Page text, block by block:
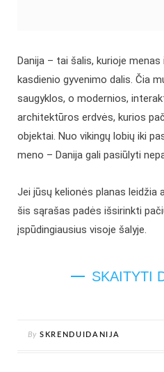
Danija – tai šalis, kurioje
kasdienio gyvenimo dalis. Čia
saugyklos, o modernios,
architektūros erdvės, kurios
objektai. Nuo vikingų lobių iki
meno – Danija gali pasiūlyti
Jei jūsų kelionės planas leidžia
šis sąrašas padės išsirinkti
įspūdingiausius visoje šalyje.
SKAITYTI
By SKRENDUIDANIJA